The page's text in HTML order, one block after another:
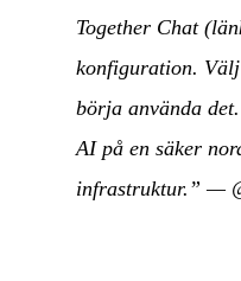
Together Chat
konfiguration.
börja använda
AI på en säker
infrastruktur.” —